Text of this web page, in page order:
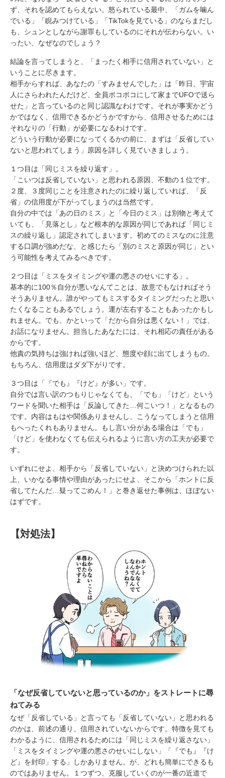
ず、それを認めてもらえない。怒られている最中、「ガムを噛ん
でいる」「睨みつけている」「TikTokを見ている」のならまだし
も、シュンとしながら謝罪もしているのにそれが伝わらない。い
ったい、なぜなのでしょう？
結論を言ってしまうと、「まったく相手に信用されていない」と
いうことに尽きます。
相手からすれば、あなたの「すみませんでした」は「昨日、宇宙
人にさらわれたんだけど、全員ボコボコにして家までUFOで送ら
せた」と言っているのと同じ認識なわけです。それが事実かどう
かではなく、信用できるかどうかですから、信用させるためには
それなりの「行動」が必要になるわけです。
どういう行動が必要になってくるかの前に、まずは「反省してい
ないと思われてしまう」原因を詳しく見ていきましょう。
１つ目は「同じミスを繰り返す」。
「こいつは反省していない」と思われる原因、不動の１位です。
２度、３度同じことを注意されたのに繰り返していれば、「反
省」の信用度が下がってしまうのは当然です。
自分の中では「あの日のミス」と「今日のミス」は別物と考えて
いても、「見落とし」など根本的な原因が同じであれば「同じミ
スの繰り返し」認定されてしまいます。初めてのミスなのに注意
する口調が強めだな、と感じたら「別のミスと原因が同じ」とい
う可能性を考えてみるべきです。
２つ目は「ミスをタイミングや運の悪さのせいにする」。
基本的に100％自分が悪いなんてことは、故意でもなければそう
そうありません。誰がやってもミスするタイミングだったと思い
たくなることもあるでしょう。運が左右することもあったかもし
れません。でも、かといって「だから自分は悪くない！」では、
お話になりません。担当したあなたには、それ相応の責任がある
からです。
他責の気持ちは強ければ強いほど、態度や顔に出てしまうもの。
もちろん、信用度はダダ下がりです。
３つ目は「『でも』『けど』が多い」です。
自分では言い訳のつもりじゃなくても、「でも」「けど」という
ワードを聞いた相手は「反論してきた…何こいつ！」となるもの
です。内容はもはや関係ありませんし、こうなってしまうと信用
もへったくれもありません。もし言い分がある場合は「でも」
「けど」を使わなくても伝えられるように言い方の工夫が必要で
す。
いずれにせよ、相手から「反省していない」と決めつけられた以
上、いかなる事情や理由があったにせよ、そこから「ホントに反
省してたんだ…疑ってごめん！」と巻き返せた事例は、ほぼない
はずです。
【対処法】
「なぜ反省していないと思っているのか」をストレートに尋
ねてみる
なぜ「反省している」と言っても「反省していない」と思われる
のかは、前述の通り、信用されていないからです。特徴を見ても
わかるように、信用されるためには「同じミスを繰り返さない」
「ミスをタイミングや運の悪さのせいにしない」「『でも』『け
ど』を封印」する」しかありません。が、どれも簡単にできるも
のではありません。１つずつ、克服していくのが一番の近道で